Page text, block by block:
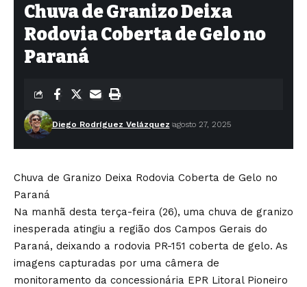
Chuva de Granizo Deixa
Rodovia Coberta de Gelo no
Paraná
Diego Rodríguez Velázquez agosto 27, 2025
Chuva de Granizo Deixa Rodovia Coberta de Gelo no
Paraná
Na manhã desta terça-feira (26), uma chuva de granizo
inesperada atingiu a região dos Campos Gerais do
Paraná, deixando a rodovia PR-151 coberta de gelo. As
imagens capturadas por uma câmera de
monitoramento da concessionária EPR Litoral Pioneiro